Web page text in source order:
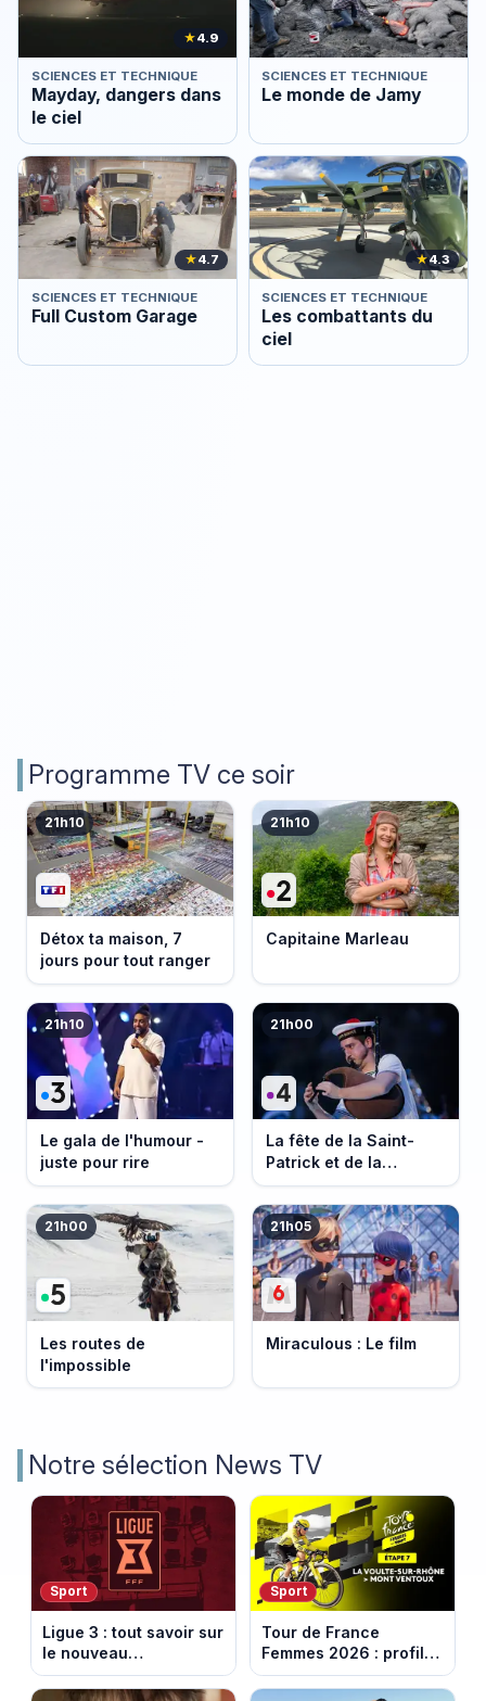
★4.9
SCIENCES ET TECHNIQUE
Mayday, dangers dans
le ciel
SCIENCES ET TECHNIQUE
Le monde de Jamy
★4.7
SCIENCES ET TECHNIQUE
Full Custom Garage
★4.3
SCIENCES ET TECHNIQUE
Les combattants du
ciel
Programme TV ce soir
21h10
Détox ta maison, 7
jours pour tout ranger
21h10
Capitaine Marleau
21h10
Le gala de l'humour -
juste pour rire
21h00
La fête de la Saint-
Patrick et de la
Bretagne
21h00
Les routes de
l'impossible
21h05
Miraculous : Le film
Notre sélection News TV
Sport
Ligue 3 : tout savoir sur
le nouveau
championnat qui
succède au National
Sport
Tour de France
Femmes 2026 : profil
et horaires de la 7e
étape entre La Voulte-